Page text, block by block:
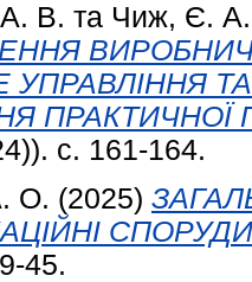
В. та Чиж, Є. А.
УПРАВЛІННЯ
ПРАКТИЧНОЇ
с. 161-164.
О. (2025)
45.